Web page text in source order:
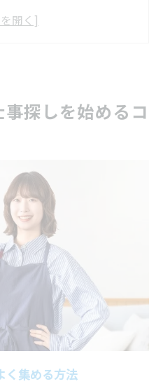
ト職種とその特徴
ンスを取る働き方のコ
働けるパートの見極め方
ト求人を探すポイント
せたシフト調整の工夫
ート選びの秘訣
パート求人を探す方法
るパート探しのヒント
の伝え方と交渉ポイント
できるパート勤務の探し
探しを始めるコ
く集める方法